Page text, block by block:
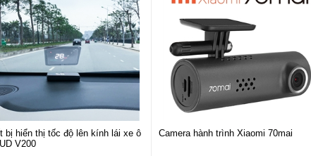
bị hiển thị tốc độ lên kính lái xe ô
V200
Camera hành trình Xiaomi 70mai